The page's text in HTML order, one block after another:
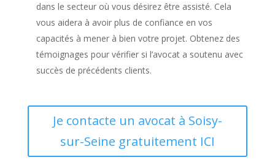
dans le secteur où vous désirez être assisté. Cela
vous aidera à avoir plus de confiance en vos
capacités à mener à bien votre projet. Obtenez des
témoignages pour vérifier si l’avocat a soutenu avec
succès de précédents clients.
Je contacte un avocat à Soisy-
sur-Seine gratuitement ICI